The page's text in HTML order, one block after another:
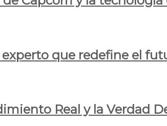
que redefine el
Real y la Verdad